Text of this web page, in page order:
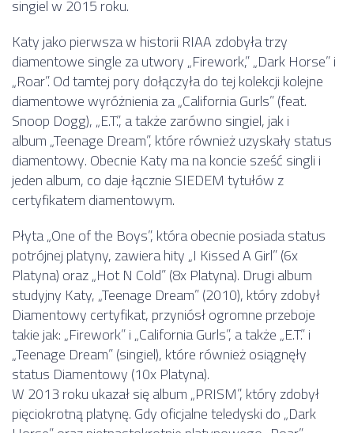
singiel w 2015 roku.
Katy jako pierwsza w historii RIAA zdobyła trzy
diamentowe single za utwory „Firework,” „Dark Horse” i
„Roar”. Od tamtej pory dołączyła do tej kolekcji kolejne
diamentowe wyróżnienia za „California Gurls” (feat.
Snoop Dogg), „E.T.”, a także zarówno singiel, jak i
album „Teenage Dream”, które również uzyskały status
diamentowy. Obecnie Katy ma na koncie sześć singli i
jeden album, co daje łącznie SIEDEM tytułów z
certyfikatem diamentowym.
Płyta „One of the Boys”, która obecnie posiada status
potrójnej platyny, zawiera hity „I Kissed A Girl” (6x
Platyna) oraz „Hot N Cold” (8x Platyna). Drugi album
studyjny Katy, „Teenage Dream” (2010), który zdobył
Diamentowy certyfikat, przyniósł ogromne przeboje
takie jak: „Firework” i „California Gurls”, a także „E.T.” i
„Teenage Dream” (singiel), które również osiągnęły
status Diamentowy (10x Platyna).
W 2013 roku ukazał się album „PRISM”, który zdobył
pięciokrotną platynę. Gdy oficjalne teledyski do „Dark